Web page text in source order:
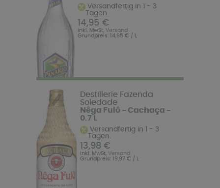
Versandfertig in 1 - 3
Tagen.
14,95 €
inkl. MwSt, Versand
Grundpreis: 14,95 € / L
Destillerie Fazenda
Soledade
Nêga Fulô - Cachaça -
0.7 L
Versandfertig in 1 - 3
Tagen.
13,98 €
inkl. MwSt, Versand
Grundpreis: 19,97 € / L